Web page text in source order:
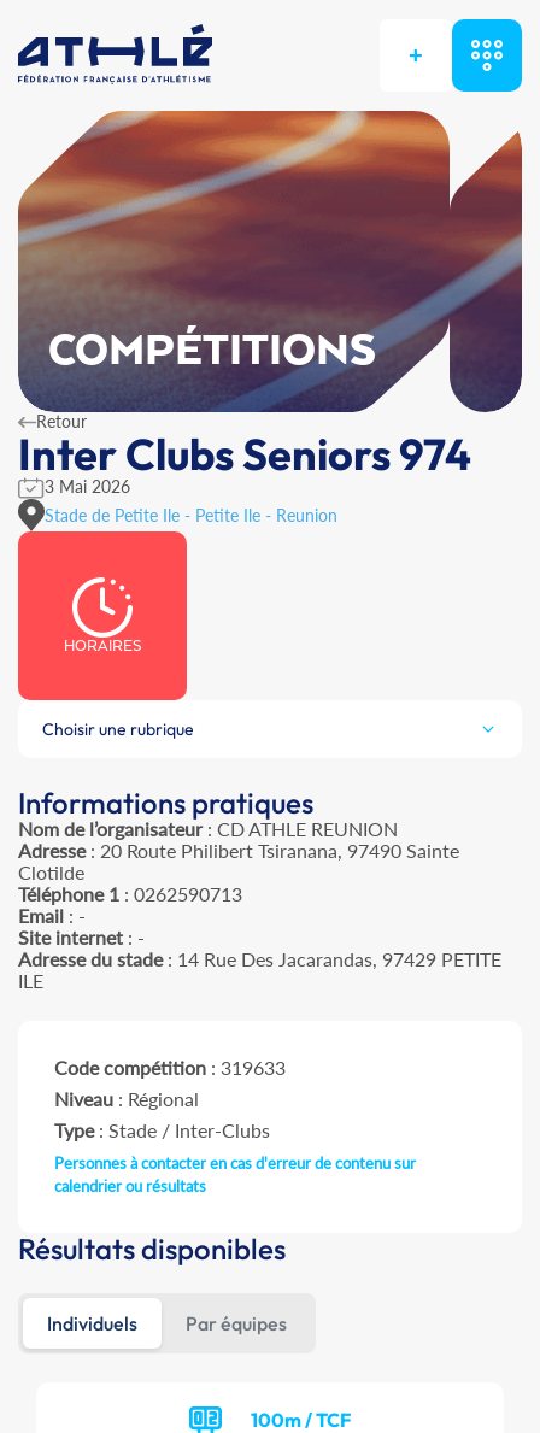
+
COMPÉTITIONS
Retour
Inter Clubs Seniors 974
3 Mai 2026
Stade de Petite Ile - Petite Ile - Reunion
HORAIRES
Choisir une rubrique
Informations pratiques
Nom de l’organisateur: CD ATHLE REUNION
Adresse: 20 Route Philibert Tsiranana, 97490 Sainte
Clotilde
Téléphone 1 : 0262590713
Email : -
Site internet : -
Adresse du stade: 14 Rue Des Jacarandas, 97429 PETITE
ILE
Code compétition : 319633
Niveau : Régional
Type: Stade / Inter-Clubs
Personnes à contacter en cas d'erreur de contenu sur
calendrier ou résultats
Résultats disponibles
Individuels Par équipes
100m / TCF